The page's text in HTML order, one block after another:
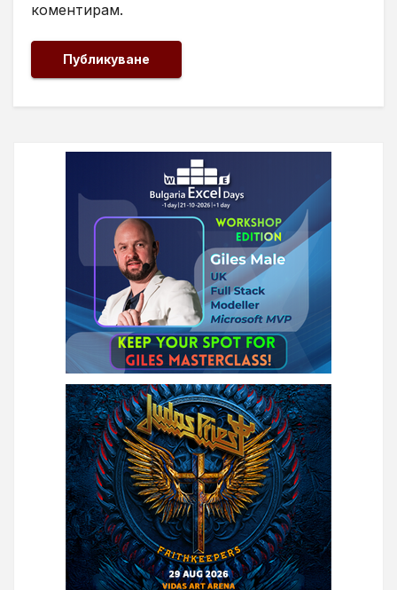
коментирам.